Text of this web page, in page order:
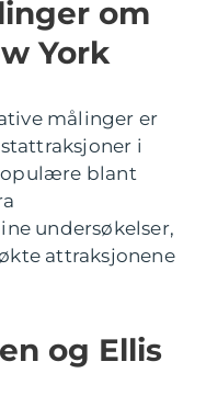
om
York
målinger er
i
blant
undersøkelser,
attraksjonene
og Ellis